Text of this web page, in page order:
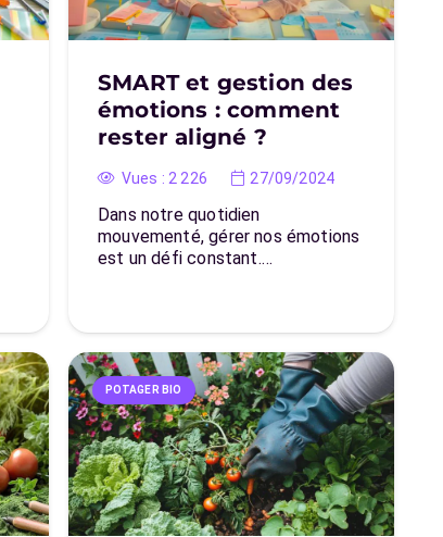
SMART et gestion des
émotions : comment
rester aligné ?
Vues : 2 226 27/09/2024
Dans notre quotidien
mouvementé, gérer nos émotions
est un défi constant.…
POTAGER BIO